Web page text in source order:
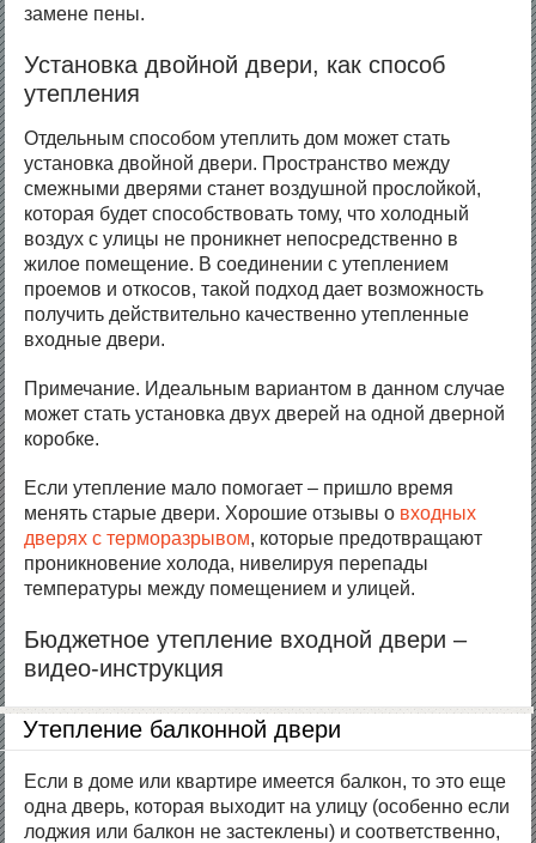
замене пены.
Установка двойной двери, как способ
утепления
Отдельным способом утеплить дом может стать
установка двойной двери. Пространство между
смежными дверями станет воздушной прослойкой,
которая будет способствовать тому, что холодный
воздух с улицы не проникнет непосредственно в
жилое помещение. В соединении с утеплением
проемов и откосов, такой подход дает возможность
получить действительно качественно утепленные
входные двери.
Примечание. Идеальным вариантом в данном случае
может стать установка двух дверей на одной дверной
коробке.
Если утепление мало помогает – пришло время
менять старые двери. Хорошие отзывы о входных
дверях с терморазрывом, которые предотвращают
проникновение холода, нивелируя перепады
температуры между помещением и улицей.
Бюджетное утепление входной двери –
видео-инструкция
Утепление балконной двери
Если в доме или квартире имеется балкон, то это еще
одна дверь, которая выходит на улицу (особенно если
лоджия или балкон не застеклены) и соответственно,